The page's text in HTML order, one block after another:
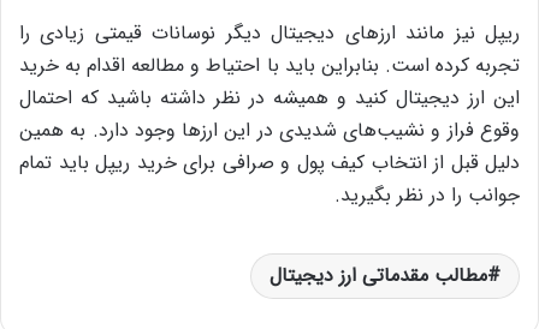
ریپل نیز مانند ارزهای دیجیتال دیگر نوسانات قیمتی زیادی را
تجربه کرده است. بنابراین باید با احتیاط و مطالعه اقدام به خرید
این ارز دیجیتال کنید و همیشه در نظر داشته باشید که احتمال
وقوع فراز و نشیب‌های شدیدی در این ارزها وجود دارد. به همین
دلیل قبل از انتخاب کیف پول و صرافی برای خرید ریپل باید تمام
جوانب را در نظر بگیرید.
مطالب مقدماتی ارز دیجیتال